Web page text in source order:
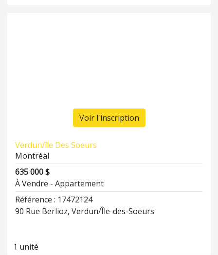
Voir l'inscription
Verdun/île Des Soeurs
Montréal
635 000 $
À Vendre - Appartement
Référence : 17472124
90 Rue Berlioz, Verdun/Île-des-Soeurs
1 unité